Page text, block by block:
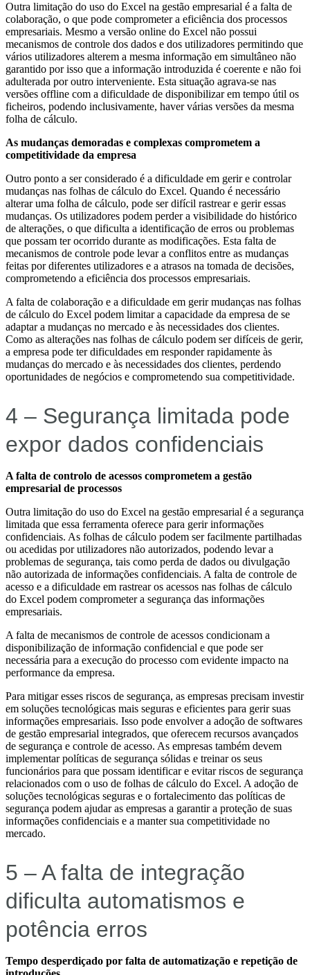
Outra limitação do uso do Excel na gestão empresarial é a falta de
colaboração, o que pode comprometer a eficiência dos processos
empresariais. Mesmo a versão online do Excel não possui
mecanismos de controle dos dados e dos utilizadores permitindo que
vários utilizadores alterem a mesma informação em simultâneo não
garantido por isso que a informação introduzida é coerente e não foi
adulterada por outro interveniente. Esta situação agrava-se nas
versões offline com a dificuldade de disponibilizar em tempo útil os
ficheiros, podendo inclusivamente, haver várias versões da mesma
folha de cálculo.
As mudanças demoradas e complexas comprometem a
competitividade da empresa
Outro ponto a ser considerado é a dificuldade em gerir e controlar
mudanças nas folhas de cálculo do Excel. Quando é necessário
alterar uma folha de cálculo, pode ser difícil rastrear e gerir essas
mudanças. Os utilizadores podem perder a visibilidade do histórico
de alterações, o que dificulta a identificação de erros ou problemas
que possam ter ocorrido durante as modificações. Esta falta de
mecanismos de controle pode levar a conflitos entre as mudanças
feitas por diferentes utilizadores e a atrasos na tomada de decisões,
comprometendo a eficiência dos processos empresariais.
A falta de colaboração e a dificuldade em gerir mudanças nas folhas
de cálculo do Excel podem limitar a capacidade da empresa de se
adaptar a mudanças no mercado e às necessidades dos clientes.
Como as alterações nas folhas de cálculo podem ser difíceis de gerir,
a empresa pode ter dificuldades em responder rapidamente às
mudanças do mercado e às necessidades dos clientes, perdendo
oportunidades de negócios e comprometendo sua competitividade.
4 – Segurança limitada pode
expor dados confidenciais
A falta de controlo de acessos comprometem a gestão
empresarial de processos
Outra limitação do uso do Excel na gestão empresarial é a segurança
limitada que essa ferramenta oferece para gerir informações
confidenciais. As folhas de cálculo podem ser facilmente partilhadas
ou acedidas por utilizadores não autorizados, podendo levar a
problemas de segurança, tais como perda de dados ou divulgação
não autorizada de informações confidenciais. A falta de controle de
acesso e a dificuldade em rastrear os acessos nas folhas de cálculo
do Excel podem comprometer a segurança das informações
empresariais.
A falta de mecanismos de controle de acessos condicionam a
disponibilização de informação confidencial e que pode ser
necessária para a execução do processo com evidente impacto na
performance da empresa.
Para mitigar esses riscos de segurança, as empresas precisam investir
em soluções tecnológicas mais seguras e eficientes para gerir suas
informações empresariais. Isso pode envolver a adoção de softwares
de gestão empresarial integrados, que oferecem recursos avançados
de segurança e controle de acesso. As empresas também devem
implementar políticas de segurança sólidas e treinar os seus
funcionários para que possam identificar e evitar riscos de segurança
relacionados com o uso de folhas de cálculo do Excel. A adoção de
soluções tecnológicas seguras e o fortalecimento das políticas de
segurança podem ajudar as empresas a garantir a proteção de suas
informações confidenciais e a manter sua competitividade no
mercado.
5 – A falta de integração
dificulta automatismos e
potência erros
Tempo desperdiçado por falta de automatização e repetição de